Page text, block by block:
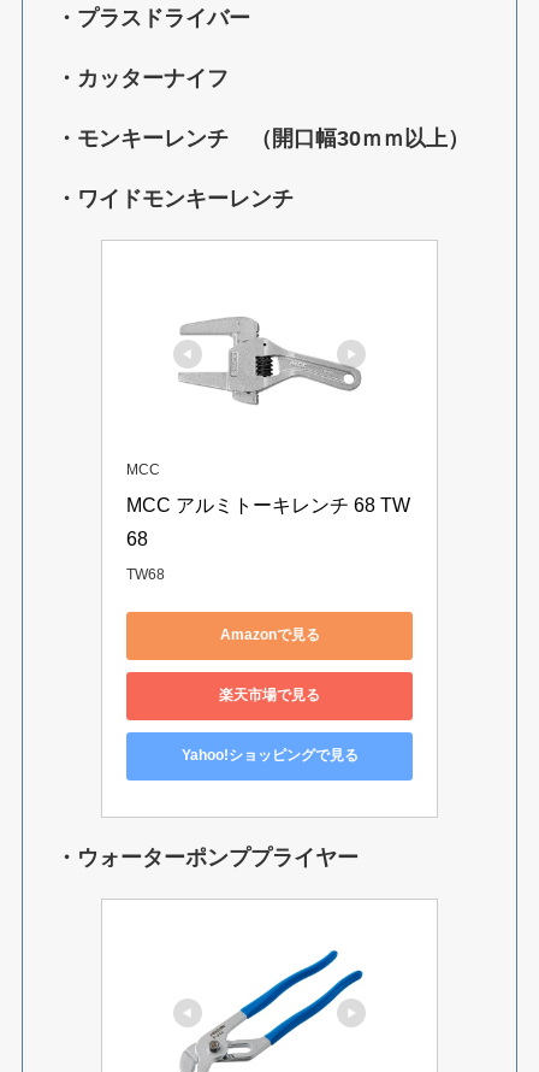
・プラスドライバー
・カッターナイフ
・モンキーレンチ （開口幅30ｍｍ以上）
・ワイドモンキーレンチ
MCC
MCC アルミトーキレンチ 68 TW
68
TW68
Amazonで見る
楽天市場で見る
Yahoo!ショッピングで見る
・ウォーターポンププライヤー